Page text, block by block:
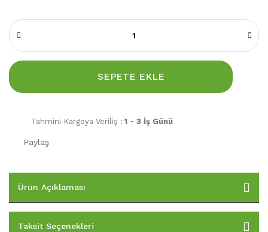
SEPETE EKLE
Tahmini Kargoya Veriliş : 1 - 3 İş Günü
Paylaş
Ürün Açıklaması
Taksit Seçenekleri